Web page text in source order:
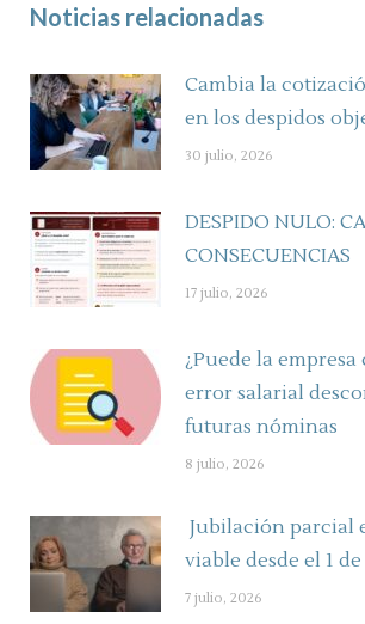
Noticias relacionadas
Cambia la
en los despidos
30 julio, 2026
DESPIDO NULO:
CONSECUENCIAS
17 julio, 2026
¿Puede la
error salarial
futuras nóminas
8 julio, 2026
Jubilación parcial
viable desde el 1
7 julio, 2026